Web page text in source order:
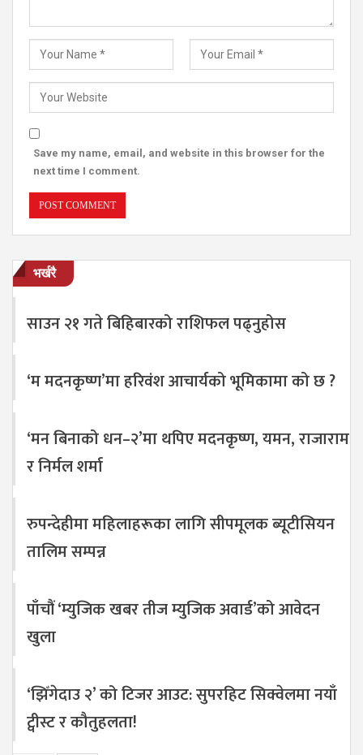
Save my name, email, and website in this browser for the
next time I comment.
भर्खरै
साउन २१ गते बिहिबारको राशिफल पढ्नुहोस
‘म मदनकृष्ण’मा हरिवंश आचार्यको भूमिकामा को छ ?
‘मन बिनाको धन–२’मा थपिए मदनकृष्ण, यमन, राजाराम
र निर्मल शर्मा
रुपन्देहीमा महिलाहरूका लागि सीपमूलक ब्यूटीसियन
तालिम सम्पन्न
पाँचौं ‘म्युजिक खबर तीज म्युजिक अवार्ड’को आवेदन
खुला
‘झिँगेदाउ २’ को टिजर आउट: सुपरहिट सिक्वेलमा नयाँ
ट्वीस्ट र कौतुहलता!